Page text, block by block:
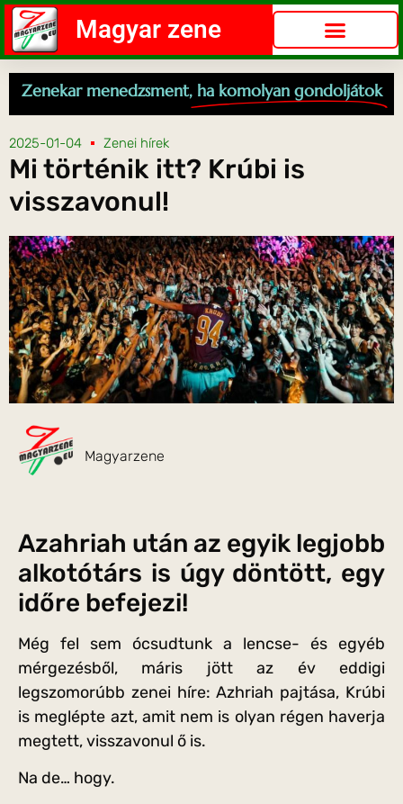
Magyar zene
Zenekar menedzsment, ha komolyan gondoljátok
2025-01-04 Zenei hírek
Mi történik itt? Krúbi is
visszavonul!
Magyarzene
Azahriah után az egyik legjobb
alkotótárs is úgy döntött, egy
időre befejezi!
Még fel sem ócsudtunk a lencse- és egyéb
mérgezésből, máris jött az év eddigi
legszomorúbb zenei híre: Azhriah pajtása, Krúbi
is meglépte azt, amit nem is olyan régen haverja
megtett, visszavonul ő is.
Na de… hogy.